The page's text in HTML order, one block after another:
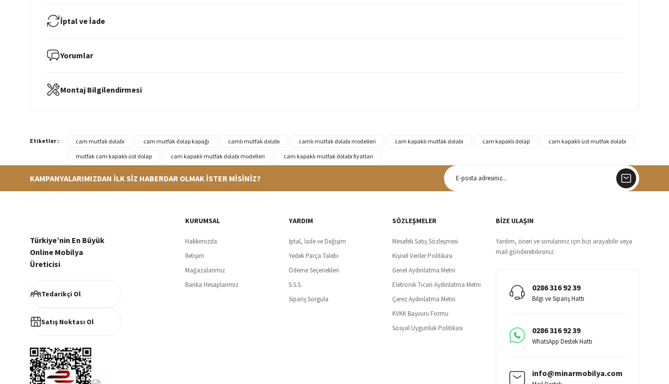
İptal ve İade
Yorumlar
Montaj Bilgilendirmesi
Etiketler : cam mutfak dolabı cam mutfak dolap kapağı camlı mutfak dolabı camlı mutfak dolabı modelleri cam kapaklı mutfak dolabı cam kapaklı dolap
cam kapaklı üst mutfak dolabı
mutfak cam kapaklı üst dolap
cam kapaklı mutfak dolabı modelleri cam kapaklı mutfak dolabı fiyatları
Siparişleriniz en kısa sürede hazırlanarak kargoya verilir
256Bit SSl sertifikası ve 3D ödeme ile bilgileriniz güvende
Tüm ürünlerde ücretsiz teslimat
%100 müşteri memnuniyeti odaklı ve güvenilir hizmet anlayışı
KAMPANYALARIMIZDAN İLK SİZ HABERDAR OLMAK İSTER MİSİNİZ?
Türkiye’nin En Büyük
Online Mobilya
Üreticisi
Tedarikçi Ol
Satış Noktası Ol
KURUMSAL
Hakkımızda
İletişim
Mağazalarımız
Banka Hesaplarımız
YARDIM
İptal, İade ve Değişim
Yedek Parça Talebi
Ödeme Seçenekleri
S.S.S.
Sipariş Sorgula
SÖZLEŞMELER
Mesafeli Satış Sözleşmesi
Kişisel Veriler Politikası
Genel Aydınlatma Metni
Eletronik Ticari Aydınlatma Metni
Çerez Aydınlatma Metni
KVKK Başvuru Formu
Sosyal Uygunluk Politikası
BİZE ULAŞIN
Yardım, öneri ve sorularınız için bizi arayabilir veya
mail gönderebilirsiniz.
0286 316 92 39
Bilgi ve Sipariş Hattı
0286 316 92 39
WhatsApp Destek Hattı
info@minarmobilya.com